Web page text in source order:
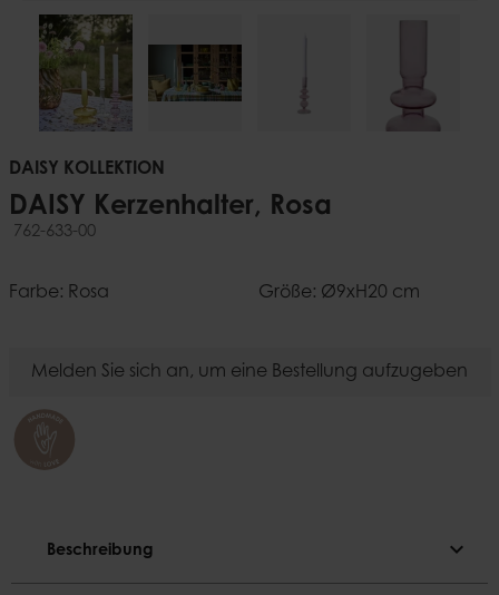
DAISY KOLLEKTION
DAISY Kerzenhalter, Rosa
762-633-00
Farbe: Rosa Größe: Ø9xH20 cm
Melden Sie sich an, um eine Bestellung aufzugeben
Beschreibung expand_more